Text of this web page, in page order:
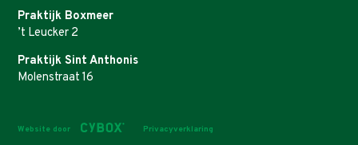
Praktijk Boxmeer
’t Leucker 2
Praktijk Sint Anthonis
Molenstraat 16
Website door Privacyverklaring